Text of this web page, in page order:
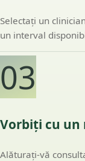
Selectați un
un interval
03
Vorbiți cu un
Alăturați-vă